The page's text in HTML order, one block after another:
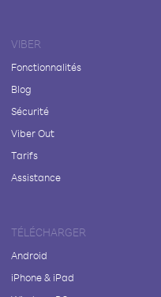
VIBER
Fonctionnalités
Blog
Sécurité
Viber Out
Tarifs
Assistance
TÉLÉCHARGER
Android
iPhone & iPad